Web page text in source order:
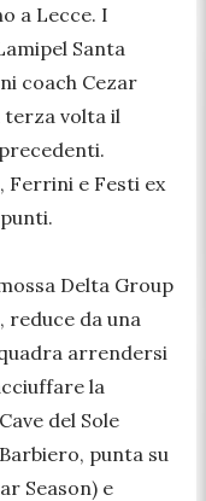
a Lecce. I
Santa
coach Cezar
terza volta il
Ferrini e Festi ex
Delta Group
reduce da una
arrendersi
la
del Sole
punta su
Season) e